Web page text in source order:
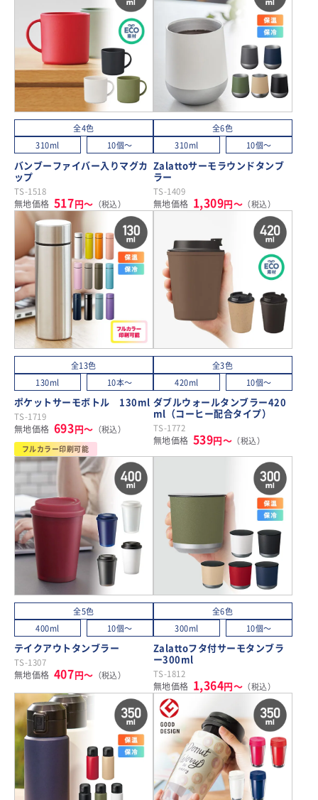
全4色
310ml
10個～
バンブーファイバー入りマグカ
ップ
TS-1518
無地価格 517円～ （税込）
全6色
310ml
10個～
Zalattoサーモラウンドタンブ
ラー
TS-1409
無地価格 1,309円～ （税込）
全13色
130ml
10本～
ポケットサーモボトル 130ml
TS-1719
無地価格 693円～ （税込）
フルカラー印刷可能
全3色
420ml
10個～
ダブルウォールタンブラー420
ml（コーヒー配合タイプ）
TS-1772
無地価格 539円～ （税込）
全5色
400ml
10個～
テイクアウトタンブラー
TS-1307
無地価格 407円～ （税込）
全6色
300ml
10個～
Zalattoフタ付サーモタンブラ
ー300ml
TS-1812
無地価格 1,364円～ （税込）